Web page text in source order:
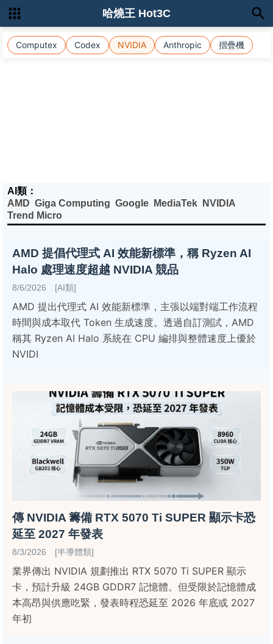
Computex Codex NVIDIA Anthropic 摺疊機
哈燒王 Hot3C
AI類：
AMD Giga Computing Google MediaTek
NVIDIA
Trend Micro
AMD 提倡代理式 AI 效能新標準，稱 Ryzen AI
Halo 處理速度超越 NVIDIA 競品
8/6/2026 [AI類]
AMD 提出代理式 AI 效能新標準，主張以端對端工作流程
時間與成本取代 Token 生成速度。透過自訂測試，AMD
稱其 Ryzen AI Halo 系統在 CPU 編排與整體速度上優於
NVIDI
傳 NVIDIA 籌備 RTX 5070 Ti SUPER 顯示卡恐
延至 2027 年發表
8/3/2026 [半導體類]
業界傳出 NVIDIA 規劃推出 RTX 5070 Ti SUPER 顯示
卡，預計升級 24GB GDDR7 記憶體。但受限於記憶體成
本高昂與供應吃緊，發表時程恐延至 2026 年底或 2027
年初